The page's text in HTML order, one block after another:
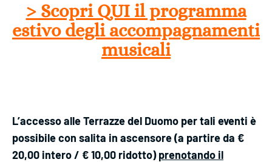
> Scopri QUI il programma
estivo degli accompagnamenti
musicali
L’accesso alle Terrazze del Duomo per tali eventi è
possibile con salita in ascensore (a partire da €
20,00 intero / € 10,00 ridotto)prenotando il